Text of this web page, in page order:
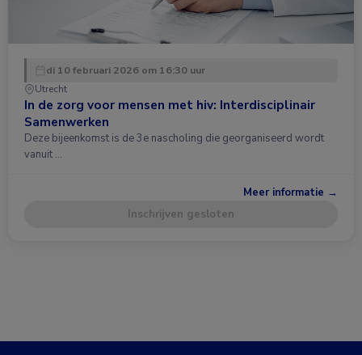
di 10 februari 2026 om 16:30 uur
Utrecht
In de zorg voor mensen met hiv: Interdisciplinair
Samenwerken
Deze bijeenkomst is de 3e nascholing die georganiseerd wordt
vanuit …
Meer informatie →
Inschrijven gesloten